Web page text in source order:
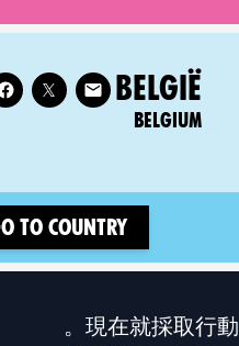
GROUP:
BELGIË
BELGIUM
Belgium on
to country
現在就採取行動。